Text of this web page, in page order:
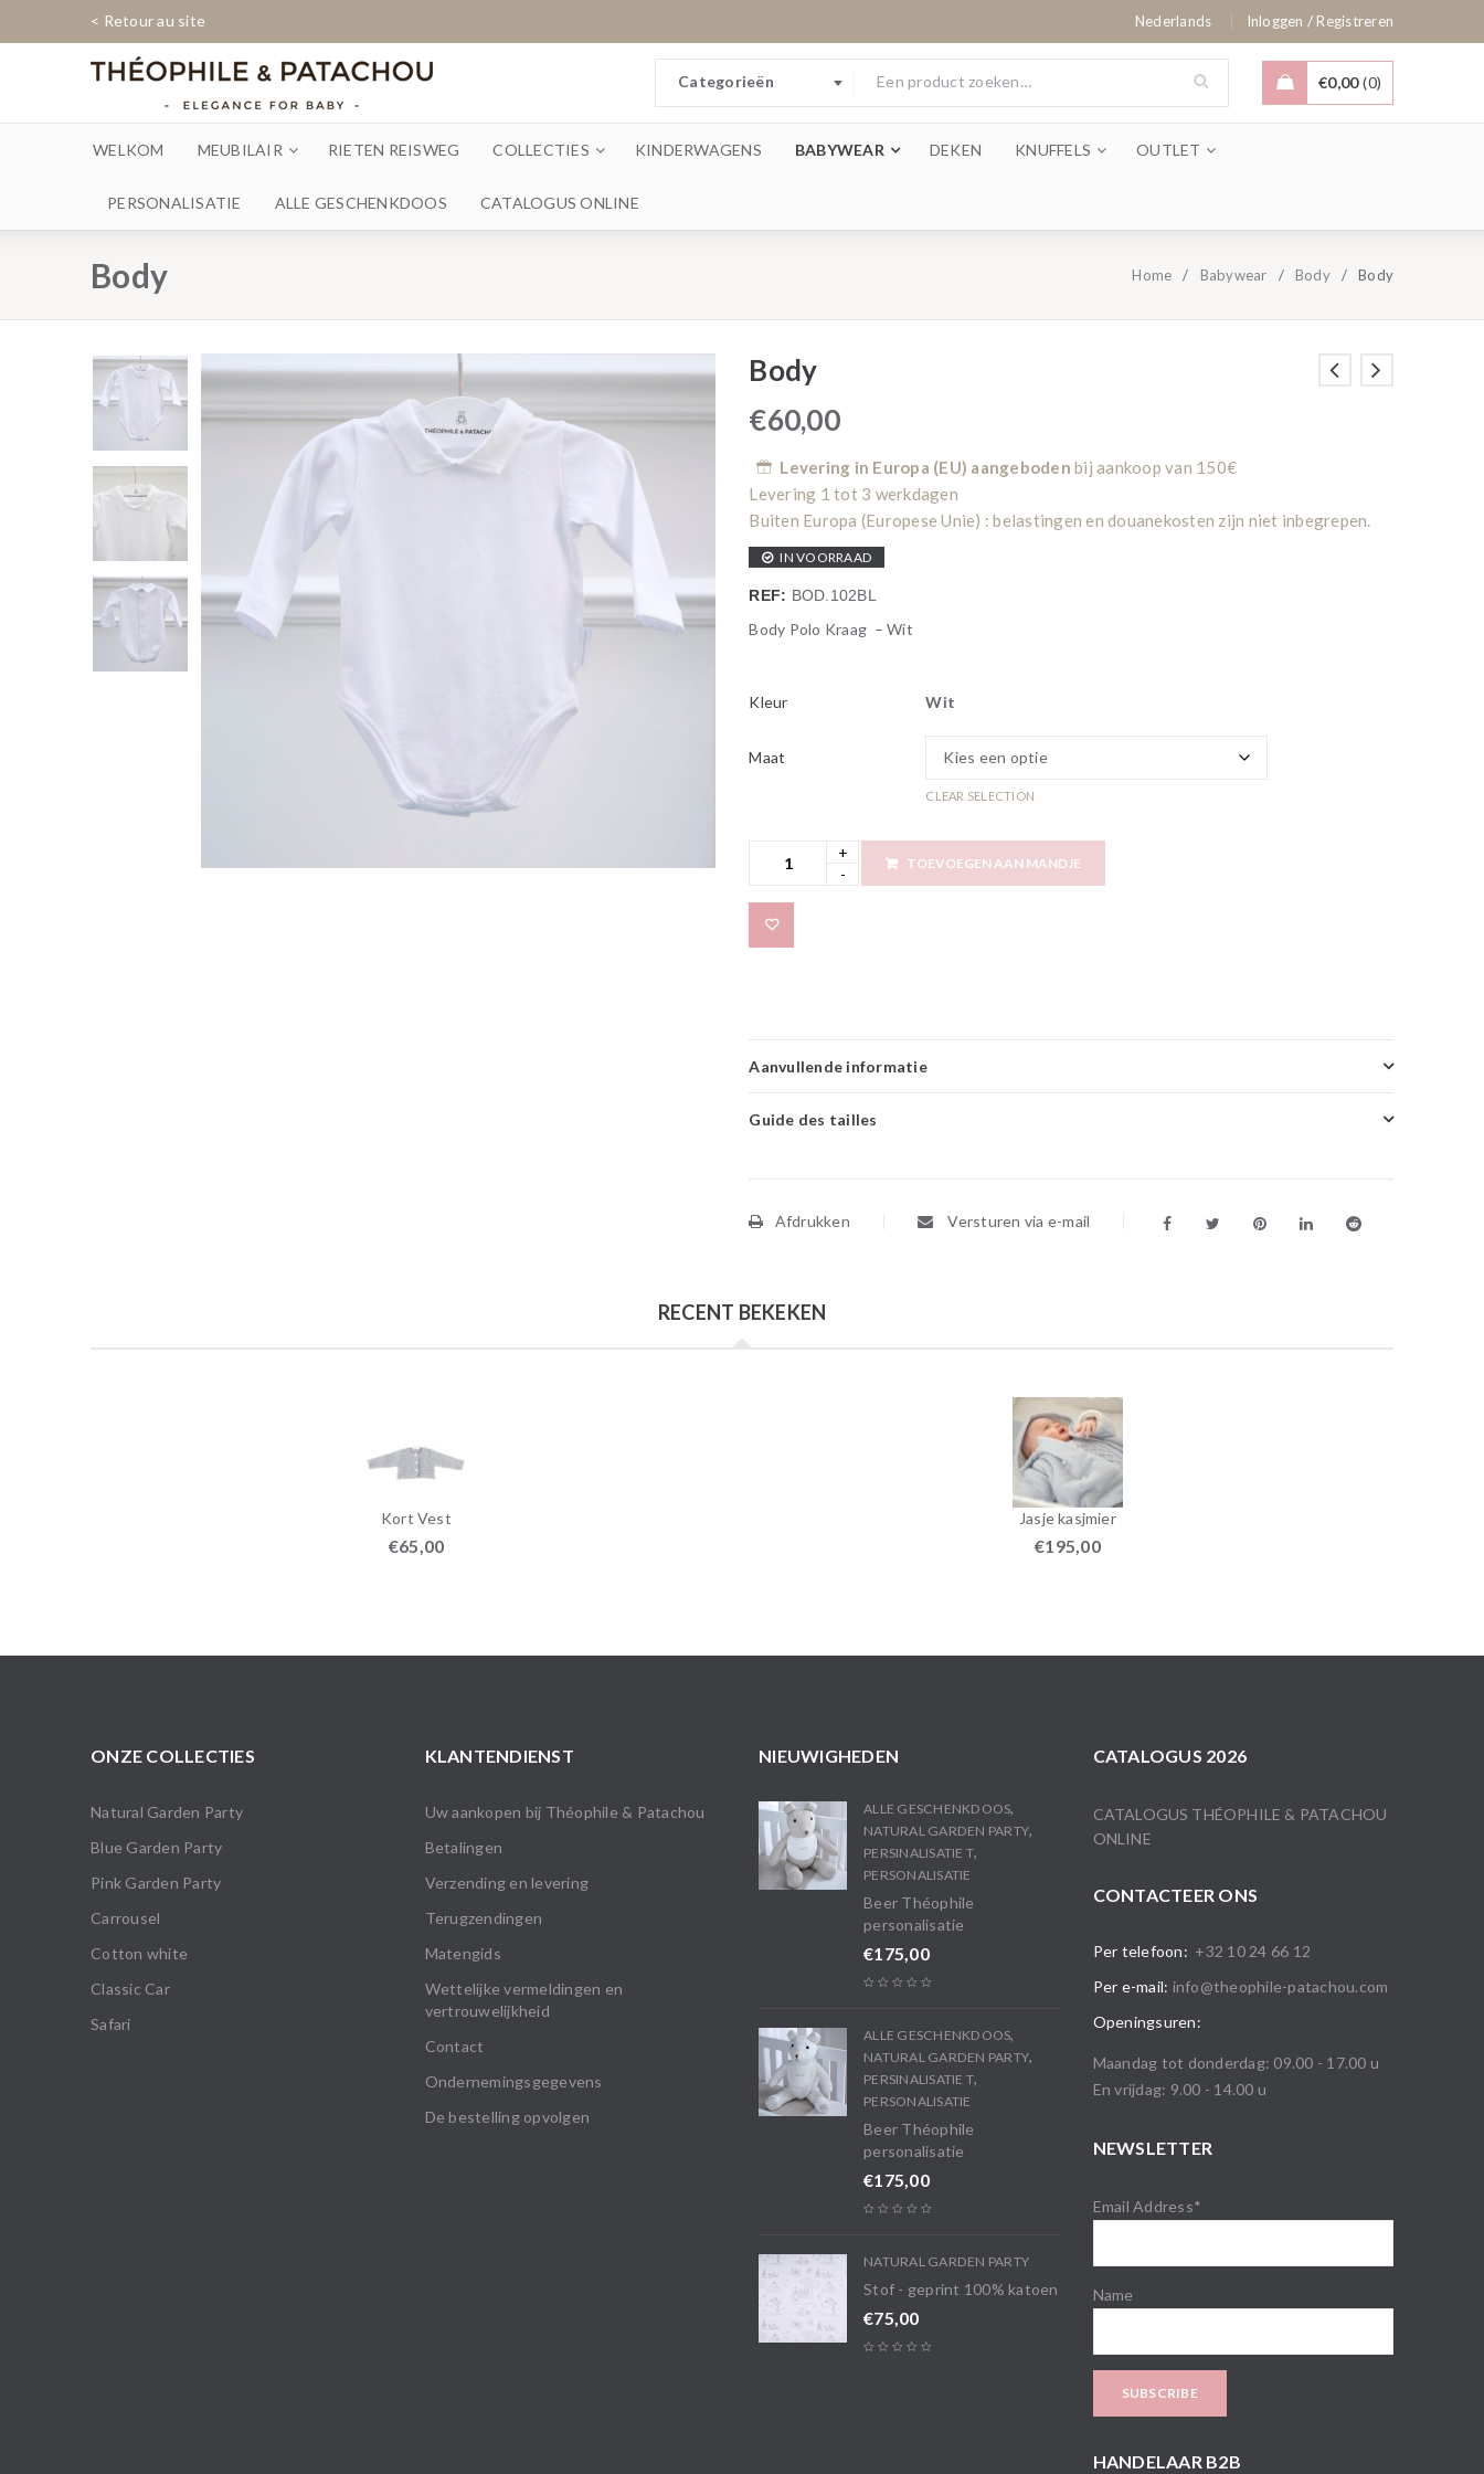
< Retour au site Nederlands Inloggen / Registreren
Categorieën €0,00 0
WELKOM MEUBILAIR RIETEN REISWEG COLLECTIES KINDERWAGENS BABYWEAR DEKEN KNUFFELS OUTLET
PERSONALISATIE ALLE GESCHENKDOOS CATALOGUS ONLINE
Body Home / Babywear / Body / Body
Body
€60,00
Levering in Europa (EU) aangeboden bij aankoop van 150€
Levering 1 tot 3 werkdagen
Buiten Europa (Europese Unie) : belastingen en douanekosten zijn niet inbegrepen.
IN VOORRAAD
REF: BOD.102BL
Body Polo Kraag – Wit
Kleur Wit
Maat
CLEAR SELECTION
TOEVOEGEN AAN MANDJE
Aanvullende informatie
Guide des tailles
Afdrukken Versturen via e-mail
RECENT BEKEKEN
Kort Vest
€65,00
Jasje kasjmier
€195,00
ONZE COLLECTIES
Natural Garden Party
Blue Garden Party
Pink Garden Party
Carrousel
Cotton white
Classic Car
Safari
KLANTENDIENST
Uw aankopen bij Théophile & Patachou
Betalingen
Verzending en levering
Terugzendingen
Matengids
Wettelijke vermeldingen en
vertrouwelijkheid
Contact
Ondernemingsgegevens
De bestelling opvolgen
NIEUWIGHEDEN
ALLE GESCHENKDOOS,
NATURAL GARDEN PARTY,
PERSINALISATIE T,
PERSONALISATIE
Beer Théophile
personalisatie
€175,00
ALLE GESCHENKDOOS,
NATURAL GARDEN PARTY,
PERSINALISATIE T,
PERSONALISATIE
Beer Théophile
personalisatie
€175,00
NATURAL GARDEN PARTY
Stof - geprint 100% katoen
€75,00
CATALOGUS 2026
CATALOGUS THÉOPHILE & PATACHOU
ONLINE
CONTACTEER ONS
Per telefoon: +32 10 24 66 12
Per e-mail: info@theophile-patachou.com
Openingsuren:
Maandag tot donderdag: 09.00 - 17.00 u
En vrijdag: 9.00 - 14.00 u
NEWSLETTER
Email Address*
Name
HANDELAAR B2B